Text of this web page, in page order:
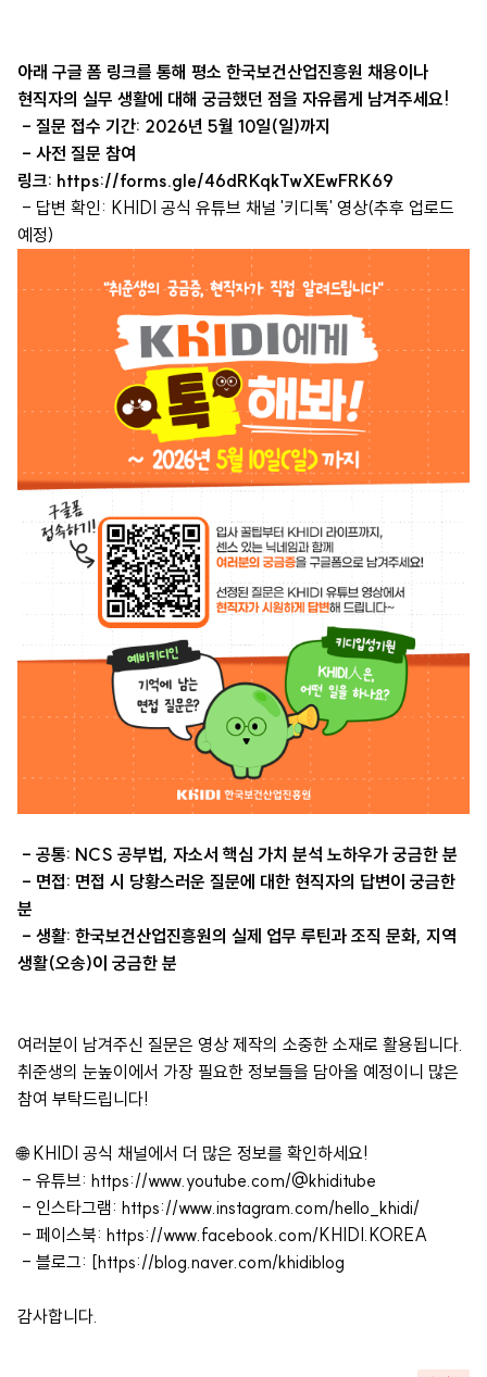
아래 구글 폼 링크를 통해 평소 한국보건산업진흥원 채용이나
현직자의 실무 생활에 대해 궁금했던 점을 자유롭게 남겨주세요!
- 질문 접수 기간: 2026년 5월 10일(일)까지
- 사전 질문 참여
링크: https://forms.gle/46dRKqkTwXEwFRK69
- 답변 확인: KHIDI 공식 유튜브 채널 '키디톡' 영상(추후 업로드
예정)
- 공통: NCS 공부법, 자소서 핵심 가치 분석 노하우가 궁금한 분
- 면접: 면접 시 당황스러운 질문에 대한 현직자의 답변이 궁금한
분
- 생활: 한국보건산업진흥원의 실제 업무 루틴과 조직 문화, 지역
생활(오송)이 궁금한 분
여러분이 남겨주신 질문은 영상 제작의 소중한 소재로 활용됩니다.
취준생의 눈높이에서 가장 필요한 정보들을 담아올 예정이니 많은
참여 부탁드립니다!
🌐KHIDI 공식 채널에서 더 많은 정보를 확인하세요!
- 유튜브: https://www.youtube.com/@khiditube
- 인스타그램: https://www.instagram.com/hello_khidi/
- 페이스북: https://www.facebook.com/KHIDI.KOREA
- 블로그: [https://blog.naver.com/khidiblog
감사합니다.